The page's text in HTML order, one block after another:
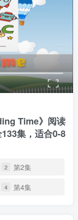
Time》阅读
集，适合0-8
2 第2集
4 第4集